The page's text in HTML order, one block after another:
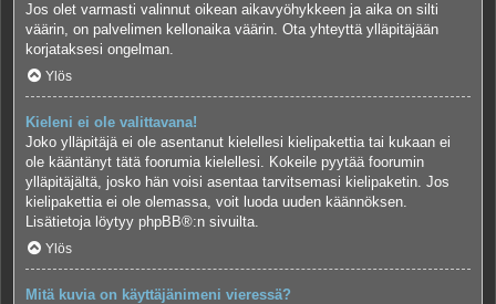
Jos olet varmasti valinnut oikean aikavyöhykkeen ja aika on silti
väärin, on palvelimen kellonaika väärin. Ota yhteyttä ylläpitäjään
korjataksesi ongelman.
Ylös
Kieleni ei ole valittavana!
Joko ylläpitäjä ei ole asentanut kielellesi kielipakettia tai kukaan ei
ole kääntänyt tätä foorumia kielellesi. Kokeile pyytää foorumin
ylläpitäjältä, josko hän voisi asentaa tarvitsemasi kielipaketin. Jos
kielipakettia ei ole olemassa, voit luoda uuden käännöksen.
Lisätietoja löytyy phpBB®:n sivuilta.
Ylös
Mitä kuvia on käyttäjänimeni vieressä?